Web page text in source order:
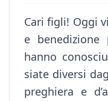
Cari figli! Oggi
e
hanno
siate diversi
preghiera e